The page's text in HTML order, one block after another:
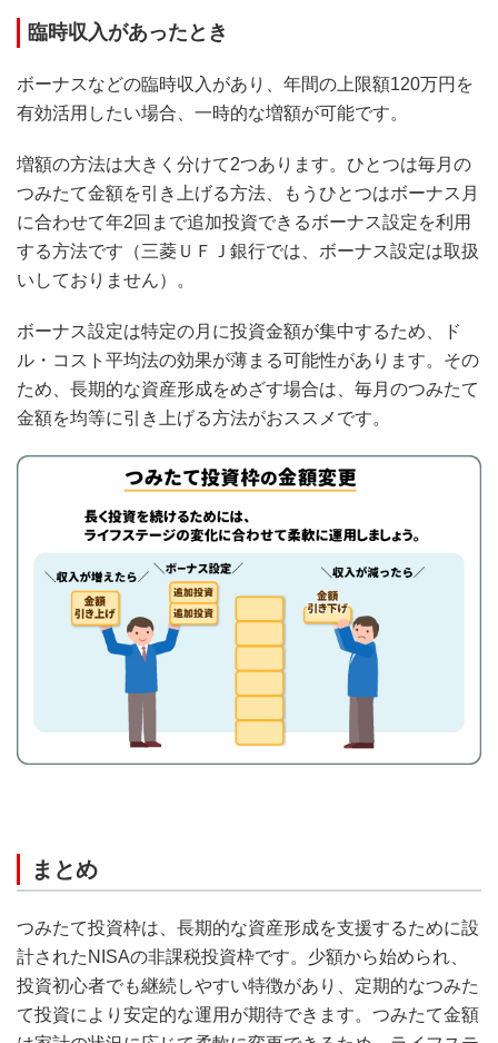
臨時収入があったとき
ボーナスなどの臨時収入があり、年間の上限額120万円を
有効活用したい場合、一時的な増額が可能です。
増額の方法は大きく分けて2つあります。ひとつは毎月の
つみたて金額を引き上げる方法、もうひとつはボーナス月
に合わせて年2回まで追加投資できるボーナス設定を利用
する方法です（三菱ＵＦＪ銀行では、ボーナス設定は取扱
いしておりません）。
ボーナス設定は特定の月に投資金額が集中するため、ド
ル・コスト平均法の効果が薄まる可能性があります。その
ため、長期的な資産形成をめざす場合は、毎月のつみたて
金額を均等に引き上げる方法がおススメです。
まとめ
つみたて投資枠は、長期的な資産形成を支援するために設
計されたNISAの非課税投資枠です。少額から始められ、
投資初心者でも継続しやすい特徴があり、定期的なつみた
て投資により安定的な運用が期待できます。つみたて金額